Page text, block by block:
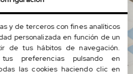
наши
01 09
y de terceros con fines analíticos
personalizada en función de un
de tus hábitos de navegación.
tus preferencias pulsando en
las cookies haciendo clic en